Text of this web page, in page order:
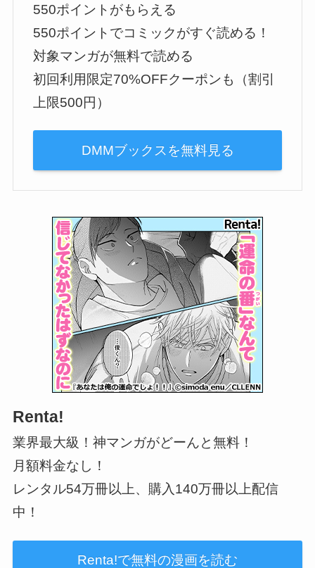
550ポイントがもらえる
550ポイントでコミックがすぐ読める！
対象マンガが無料で読める
初回利用限定70%OFFクーポンも（割引
上限500円）
DMMブックスを無料見る
Renta!
業界最大級！神マンガがどーんと無料！
月額料金なし！
レンタル54万冊以上、購入140万冊以上配信
中！
Renta!で無料の漫画を読む